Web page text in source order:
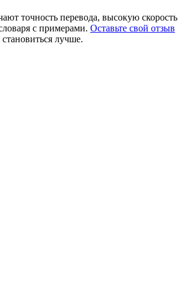
точность перевода, высокую скорость
с примерами. Оставьте свой отзыв
лучше.